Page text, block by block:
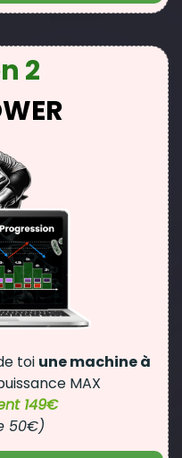
2
toi une machine à
MAX
149€
50€)